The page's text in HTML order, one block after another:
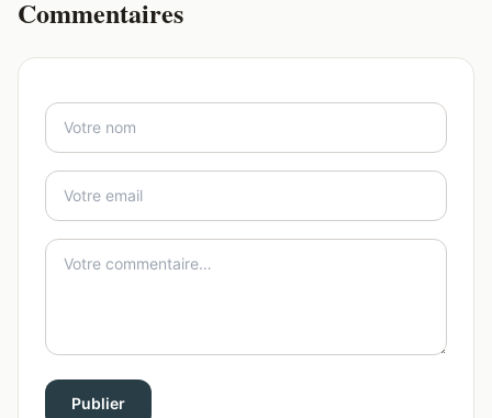
Commentaires
Publier